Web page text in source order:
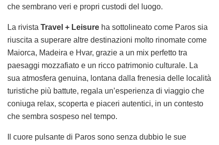
che sembrano veri e propri custodi del luogo.
La rivista Travel + Leisure ha sottolineato come Paros sia
riuscita a superare altre destinazioni molto rinomate come
Maiorca, Madeira e Hvar, grazie a un mix perfetto tra
paesaggi mozzafiato e un ricco patrimonio culturale. La
sua atmosfera genuina, lontana dalla frenesia delle località
turistiche più battute, regala un’esperienza di viaggio che
coniuga relax, scoperta e piaceri autentici, in un contesto
che sembra sospeso nel tempo.
Il cuore pulsante di Paros sono senza dubbio le sue